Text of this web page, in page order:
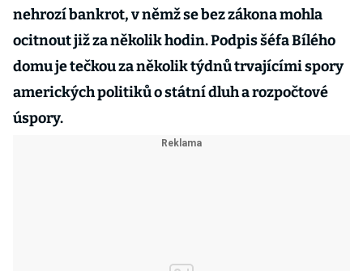
nehrozí bankrot, v němž se bez zákona mohla
ocitnout již za několik hodin. Podpis šéfa Bílého
domu je tečkou za několik týdnů trvajícími spory
amerických politiků o státní dluh a rozpočtové
úspory.